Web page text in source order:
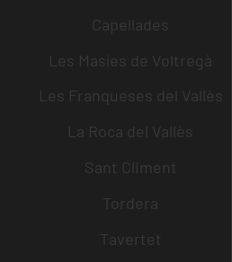
Capellades
Les Masíes de Voltregà
Les Franqueses del Vallès
La Roca del Vallès
Sant Climent
Tordera
Tavertet